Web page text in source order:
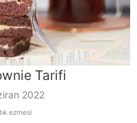
Tarifi
2022
ezmesi